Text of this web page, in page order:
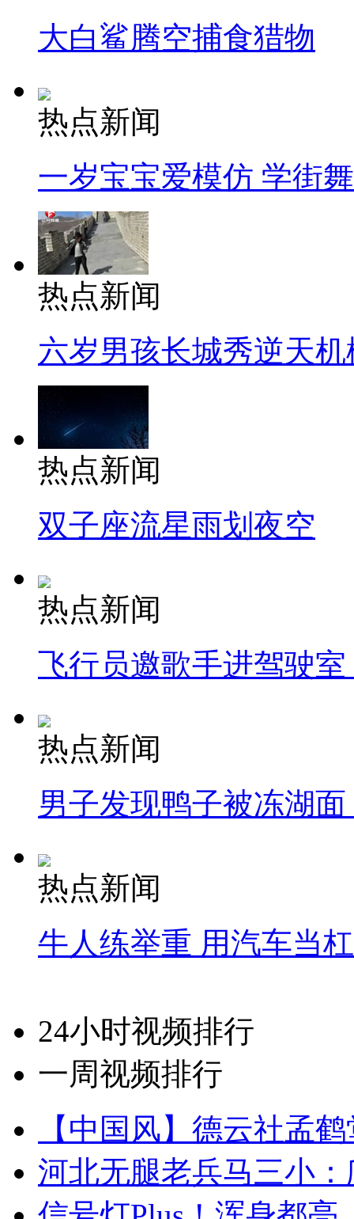
大白鲨腾空捕食猎物
热点新闻
一岁宝宝爱模仿 学街
热点新闻
六岁男孩长城秀逆天机
热点新闻
双子座流星雨划夜空
热点新闻
飞行员邀歌手进驾驶
热点新闻
男子发现鸭子被冻湖
热点新闻
牛人练举重 用汽车当
24小时视频排行
一周视频排行
【中国风】德云社孟
河北无腿老兵马三小